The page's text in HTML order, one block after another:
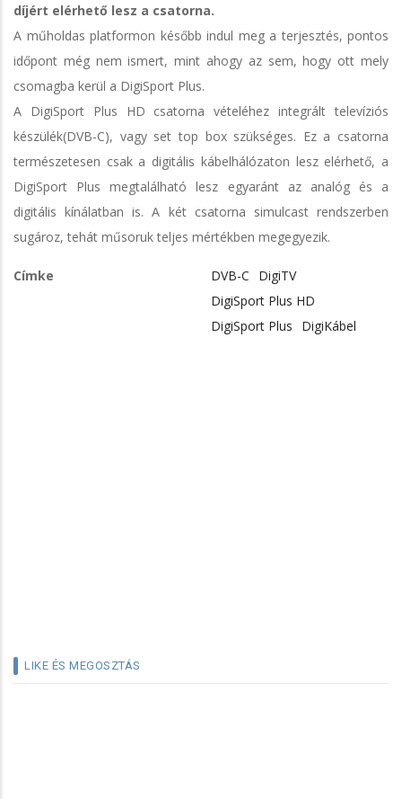
díjért elérhető lesz a csatorna.
A műholdas platformon később indul meg a terjesztés, pontos
időpont még nem ismert, mint ahogy az sem, hogy ott mely
csomagba kerül a DigiSport Plus.
A DigiSport Plus HD csatorna vételéhez integrált televíziós
készülék(DVB-C), vagy set top box szükséges. Ez a csatorna
természetesen csak a digitális kábelhálózaton lesz elérhető, a
DigiSport Plus megtalálható lesz egyaránt az analóg és a
digitális kínálatban is. A két csatorna simulcast rendszerben
sugároz, tehát műsoruk teljes mértékben megegyezik.
Címke DVB-C
DigiTV
DigiSport Plus HD
DigiSport Plus
DigiKábel
LIKE ÉS MEGOSZTÁS